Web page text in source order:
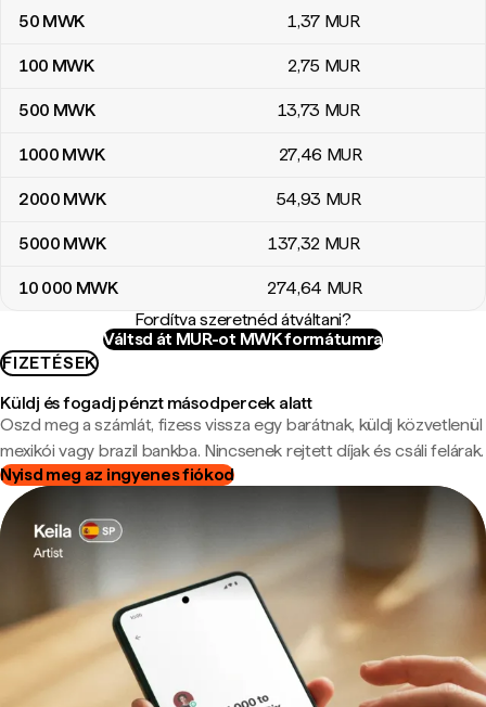
malawi kwacha – mauritiusi rúpia átváltási táblázat
50 MWK 1,37 MUR
100 MWK 2,75 MUR
500 MWK 13,73 MUR
1000 MWK 27,46 MUR
2000 MWK 54,93 MUR
5000 MWK 137,32 MUR
10 000 MWK 274,64 MUR
Fordítva szeretnéd átváltani?
Váltsd át MUR-ot MWK formátumra
FIZETÉSEK
Küldj és fogadj pénzt másodpercek alatt
Oszd meg a számlát, fizess vissza egy barátnak, küldj közvetlenül
mexikói vagy brazil bankba. Nincsenek rejtett díjak és csáli felárak.
Nyisd meg az ingyenes fiókod